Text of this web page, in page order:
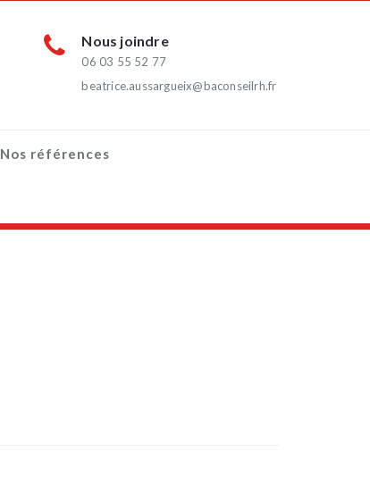
Nous joindre
06 03 55 52 77
beatrice.aussargueix@baconseilrh.fr
Nos références